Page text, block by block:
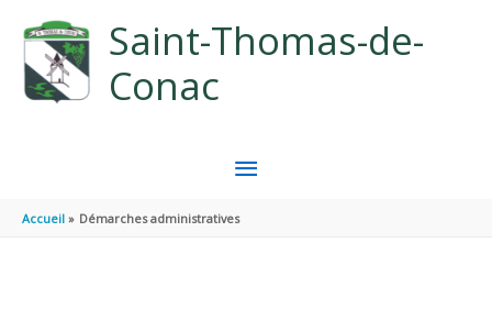
Saint-Thomas-de-
Conac
MENU
PRINCIPAL
Accueil Démarches administratives